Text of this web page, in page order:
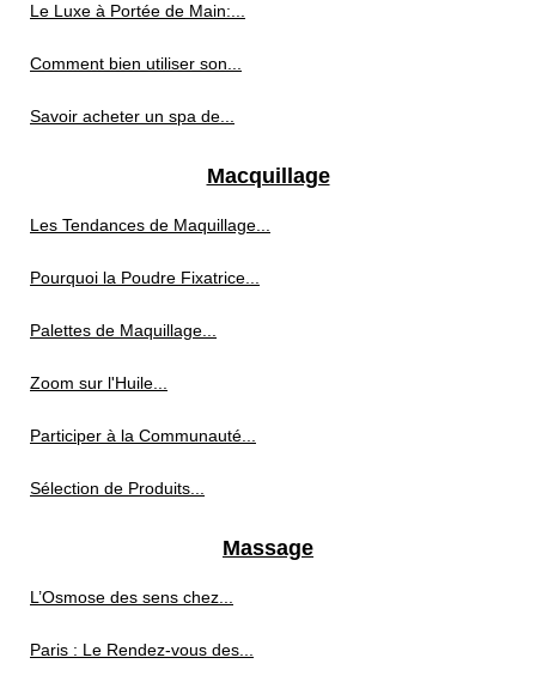
Le Luxe à Portée de Main:...
Comment bien utiliser son...
Savoir acheter un spa de...
Macquillage
Les Tendances de Maquillage...
Pourquoi la Poudre Fixatrice...
Palettes de Maquillage...
Zoom sur l'Huile...
Participer à la Communauté...
Sélection de Produits...
Massage
L’Osmose des sens chez...
Paris : Le Rendez-vous des...